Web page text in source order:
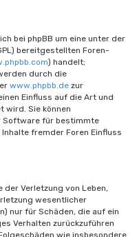
bei phpBB um eine unter der
bereitgestellten Foren-
) handelt;
durch die
www.phpbb.de zur
Einfluss auf die Art und
wird. Sie können
Software für bestimmte
fremder Foren Einfluss
Verletzung von Leben,
wesentlicher
nur für Schäden, die auf ein
Verhalten zurückzuführen
wie insbesondere